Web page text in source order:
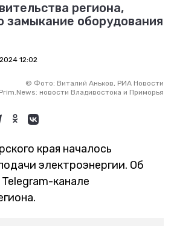
региона,
замыкание оборудования
12:02
© Фото: Виталий Аньков, РИА Новости
новости Владивостока и Приморья
края началось
электроэнергии. Об
канале